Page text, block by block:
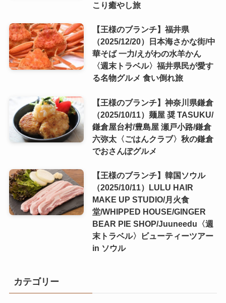
こり癒やし旅
【王様のブランチ】福井県
（2025/12/20）日本海さかな街/中
華そば 一力/えがわの水羊かん
〈週末トラベル〉福井県民が愛す
る名物グルメ 食い倒れ旅
【王様のブランチ】神奈川県鎌倉
（2025/10/11）麺屋 奨 TASUKU/
鎌倉屋台村/豊島屋 瀬戸小路/鎌倉
六弥太〈ごはんクラブ〉秋の鎌倉
でおさんぽグルメ
【王様のブランチ】韓国ソウル
（2025/10/11）LULU HAIR
MAKE UP STUDIO/月火食
堂/WHIPPED HOUSE/GINGER
BEAR PIE SHOP/Juuneedu〈週
末トラベル〉ビューティーツアー
in ソウル
カテゴリー